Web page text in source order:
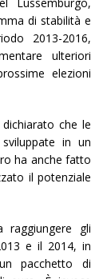
di stabilità e
2013-2016,
ulteriori
elezioni
che le
in un
ha anche fatto
il potenziale
raggiungere gli
e il 2014, in
pacchetto di